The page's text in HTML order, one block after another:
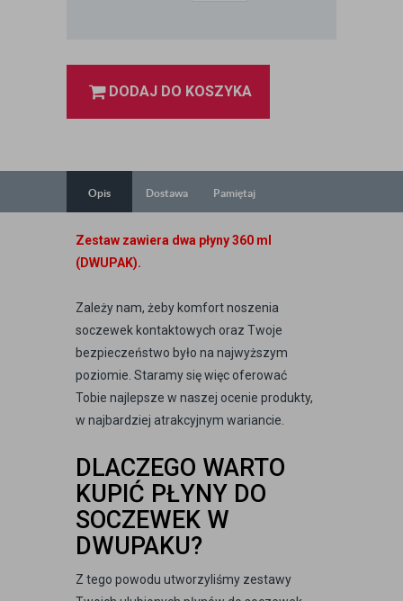
DODAJ DO KOSZYKA
Opis Dostawa Pamiętaj
Zestaw zawiera dwa płyny 360 ml
(DWUPAK).
Zależy nam, żeby komfort noszenia
soczewek kontaktowych oraz Twoje
bezpieczeństwo było na najwyższym
poziomie. Staramy się więc oferować
Tobie najlepsze w naszej ocenie produkty,
w najbardziej atrakcyjnym wariancie.
DLACZEGO WARTO
KUPIĆ PŁYNY DO
SOCZEWEK W
DWUPAKU?
Z tego powodu utworzyliśmy zestawy